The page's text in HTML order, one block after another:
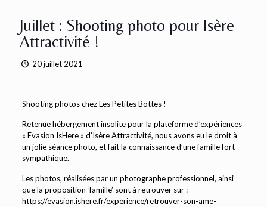
Juillet : Shooting photo pour Isère
Attractivité !
20 juillet 2021
Shooting photos chez Les Petites Bottes !
Retenue hébergement insolite pour la plateforme d’expériences
« Evasion IsHere » d’Isère Attractivité, nous avons eu le droit à
un jolie séance photo, et fait la connaissance d’une famille fort
sympathique.
Les photos, réalisées par un photographe professionnel, ainsi
que la proposition ‘famille’ sont à retrouver sur :
https://evasion.ishere.fr/experience/retrouver-son-ame-